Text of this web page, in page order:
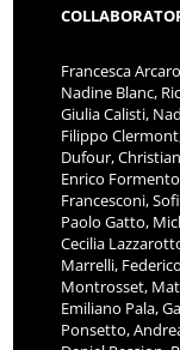
Francesca
Nadine Blanc,
Giulia Calisti,
Filippo
Dufour,
Enrico
Francesconi,
Paolo Gatto,
Cecilia
Marrelli,
Montrosset,
Emiliano Pala,
Ponsetto,